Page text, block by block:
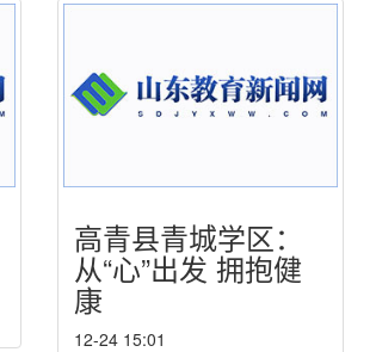
高青县青城学区：
从“心”出发 拥抱健
康
12-24 15:01